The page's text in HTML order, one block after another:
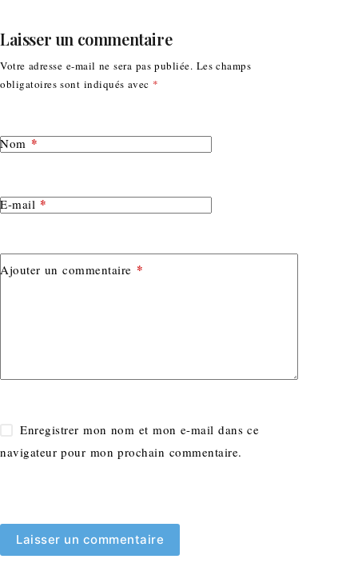
Laisser un commentaire
Votre adresse e-mail ne sera pas publiée. Les champs
obligatoires sont indiqués avec *
Nom *
E-mail *
Ajouter un commentaire *
Enregistrer mon nom et mon e-mail dans ce
navigateur pour mon prochain commentaire.
Laisser un commentaire